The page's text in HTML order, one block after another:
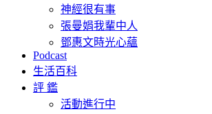
神經很有事
張曼娟我輩中人
鄧惠文時光心蘊
Podcast
生活百科
評 鑑
活動進行中